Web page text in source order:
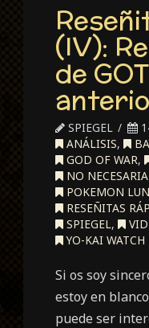
(IV):
de
SPIEGEL
ANÁLISIS,
GOD OF WAR,
NO
POKEMON
RESEÑITAS
SPIEGEL,
YO-KAI WATCH
Si os soy
estoy en
puede ser